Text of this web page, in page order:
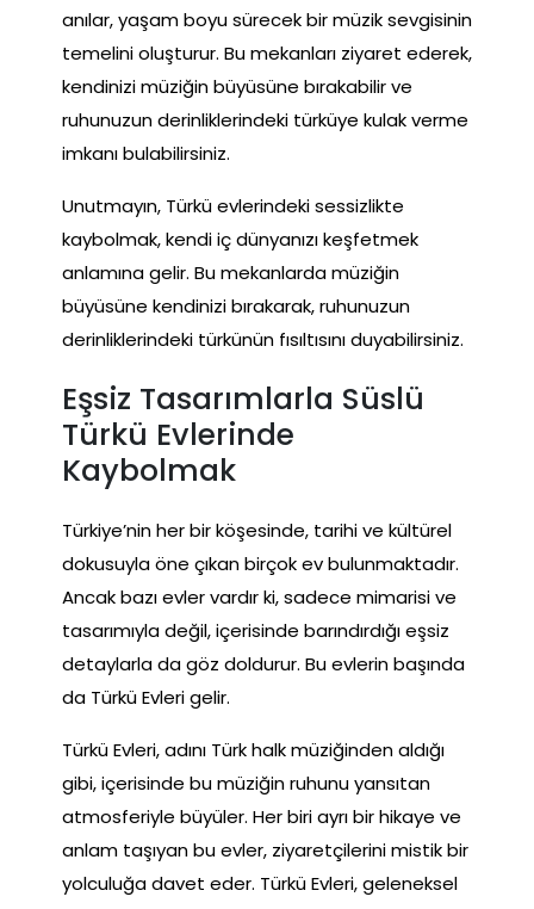
anılar, yaşam boyu sürecek bir müzik sevgisinin
temelini oluşturur. Bu mekanları ziyaret ederek,
kendinizi müziğin büyüsüne bırakabilir ve
ruhunuzun derinliklerindeki türküye kulak verme
imkanı bulabilirsiniz.
Unutmayın, Türkü evlerindeki sessizlikte
kaybolmak, kendi iç dünyanızı keşfetmek
anlamına gelir. Bu mekanlarda müziğin
büyüsüne kendinizi bırakarak, ruhunuzun
derinliklerindeki türkünün fısıltısını duyabilirsiniz.
Eşsiz Tasarımlarla Süslü
Türkü Evlerinde
Kaybolmak
Türkiye’nin her bir köşesinde, tarihi ve kültürel
dokusuyla öne çıkan birçok ev bulunmaktadır.
Ancak bazı evler vardır ki, sadece mimarisi ve
tasarımıyla değil, içerisinde barındırdığı eşsiz
detaylarla da göz doldurur. Bu evlerin başında
da Türkü Evleri gelir.
Türkü Evleri, adını Türk halk müziğinden aldığı
gibi, içerisinde bu müziğin ruhunu yansıtan
atmosferiyle büyüler. Her biri ayrı bir hikaye ve
anlam taşıyan bu evler, ziyaretçilerini mistik bir
yolculuğa davet eder. Türkü Evleri, geleneksel